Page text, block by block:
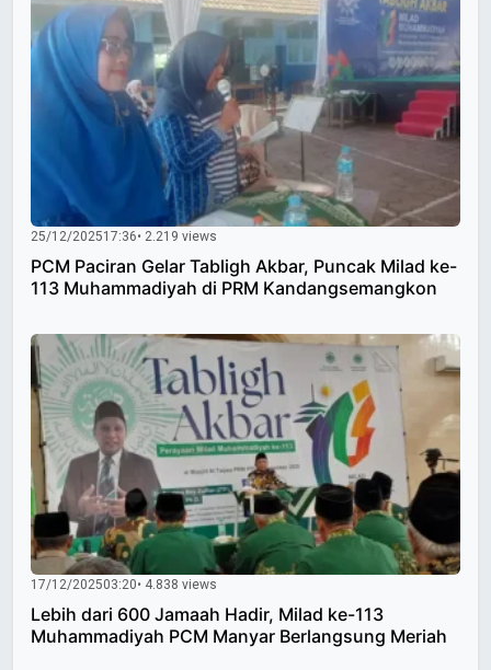
25/12/202517:36• 2.219 views
PCM Paciran Gelar Tabligh Akbar, Puncak Milad ke-
113 Muhammadiyah di PRM Kandangsemangkon
17/12/202503:20• 4.838 views
Lebih dari 600 Jamaah Hadir, Milad ke-113
Muhammadiyah PCM Manyar Berlangsung Meriah